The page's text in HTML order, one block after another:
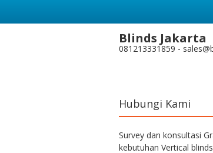
Blinds Jakarta
081213331859 -
Hubungi Kami
Survey dan konsultasi
kebutuhan Vertical